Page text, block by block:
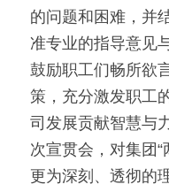
的问题和困难，并
准专业的指导意见
鼓励职工们畅所欲
策，充分激发职工
司发展贡献智慧与
次宣贯会，对集团“
更为深刻、透彻的